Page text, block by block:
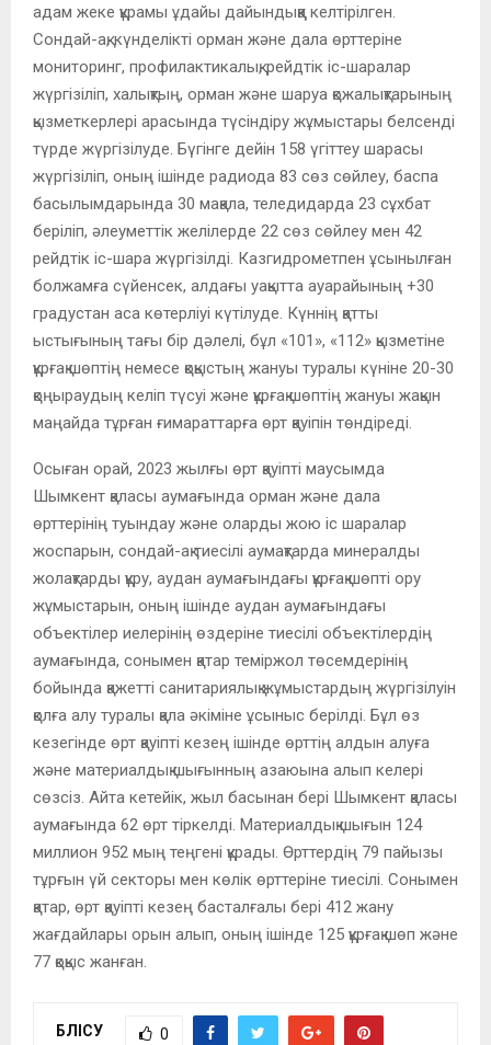
адам жеке құрамы ұдайы дайындыққа келтірілген.
Сондай-ақ, күнделікті орман және дала өрттеріне
мониторинг, профилактикалық, рейдтік іс-шаралар
жүргізіліп, халықтың, орман және шаруа қожалықтарының
қызметкерлері арасында түсіндіру жұмыстары белсенді
түрде жүргізілуде. Бүгінге дейін 158 үгіттеу шарасы
жүргізіліп, оның ішінде радиода 83 сөз сөйлеу, баспа
басылымдарында 30 мақала, теледидарда 23 сұхбат
беріліп, әлеуметтік желілерде 22 сөз сөйлеу мен 42
рейдтік іс-шара жүргізілді. Казгидрометпен ұсынылған
болжамға сүйенсек, алдағы уақытта ауарайының +30
градустан аса көтерліуі күтілуде. Күннің қатты
ыстығының тағы бір дәлелі, бұл «101», «112» қызметіне
құрғақ шөптің немесе қоқыстың жануы туралы күніне 20-30
қоңыраудың келіп түсуі және құрғақ шөптің жануы жақын
маңайда тұрған ғимараттарға өрт қауіпін төндіреді.
Осыған орай, 2023 жылғы өрт қауіпті маусымда
Шымкент қаласы аумағында орман және дала
өрттерінің туындау және оларды жою іс шаралар
жоспарын, сондай-ақ тиесілі аумақтарда минералды
жолақтарды құру, аудан аумағындағы құрғақ шөпті ору
жұмыстарын, оның ішінде аудан аумағындағы
объектілер иелерінің өздеріне тиесілі объектілердің
аумағында, сонымен қатар теміржол төсемдерінің
бойында қажетті санитариялық жұмыстардың жүргізілуін
қолға алу туралы қала әкіміне ұсыныс берілді. Бұл өз
кезегінде өрт қауіпті кезең ішінде өрттің алдын алуға
және материалдық шығынның азаюына алып келері
сөзсіз. Айта кетейік, жыл басынан бері Шымкент қаласы
аумағында 62 өрт тіркелді. Материалдық шығын 124
миллион 952 мың теңгені құрады. Өрттердің 79 пайызы
тұрғын үй секторы мен көлік өрттеріне тиесілі. Сонымен
қатар, өрт қауіпті кезең басталғалы бері 412 жану
жағдайлары орын алып, оның ішінде 125 құрғақ шөп және
77 қоқыс жанған.
БӨЛІСУ 0